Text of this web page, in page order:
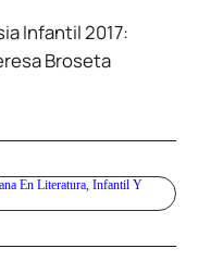
Infantil 2017:
Broseta
En Literatura, Infantil Y